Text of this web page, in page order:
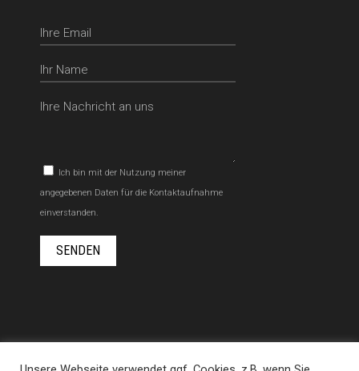
Ich bin mit der Nutzung meiner
angegebenen Daten für die Kontaktaufnahme
einverstanden.